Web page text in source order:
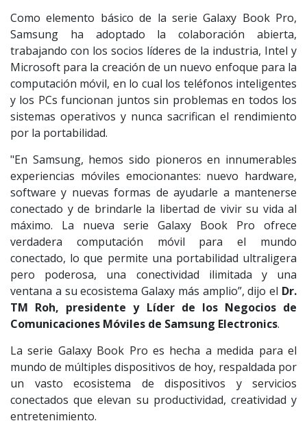
Como elemento básico de la serie Galaxy Book Pro,
Samsung ha adoptado la colaboración abierta,
trabajando con los socios líderes de la industria, Intel y
Microsoft para la creación de un nuevo enfoque para la
computación móvil, en lo cual los teléfonos inteligentes
y los PCs funcionan juntos sin problemas en todos los
sistemas operativos y nunca sacrifican el rendimiento
por la portabilidad.
"En Samsung, hemos sido pioneros en innumerables
experiencias móviles emocionantes: nuevo hardware,
software y nuevas formas de ayudarle a mantenerse
conectado y de brindarle la libertad de vivir su vida al
máximo. La nueva serie Galaxy Book Pro ofrece
verdadera computación móvil para el mundo
conectado, lo que permite una portabilidad ultraligera
pero poderosa, una conectividad ilimitada y una
ventana a su ecosistema Galaxy más amplio”, dijo el Dr.
TM Roh, presidente y Líder de los Negocios de
Comunicaciones Móviles de Samsung Electronics.
La serie Galaxy Book Pro es hecha a medida para el
mundo de múltiples dispositivos de hoy, respaldada por
un vasto ecosistema de dispositivos y servicios
conectados que elevan su productividad, creatividad y
entretenimiento.